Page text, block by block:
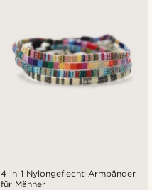
4-in-1 Nylongeflecht-Armbänder
für Männer